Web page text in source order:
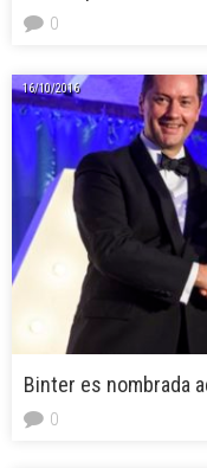
0
16/10/2016
Binter es nombrada
0